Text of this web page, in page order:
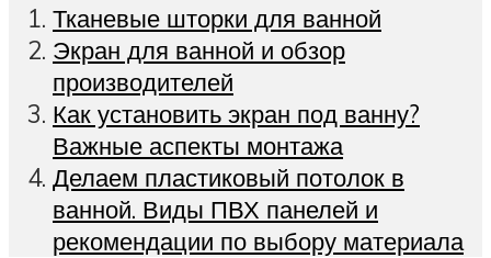
Тканевые шторки для ванной
Экран для ванной и обзор
производителей
Как установить экран под ванну?
Важные аспекты монтажа
Делаем пластиковый потолок в
ванной. Виды ПВХ панелей и
рекомендации по выбору материала